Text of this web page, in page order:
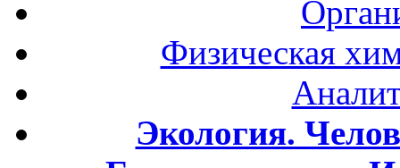
Физическая
Экология.